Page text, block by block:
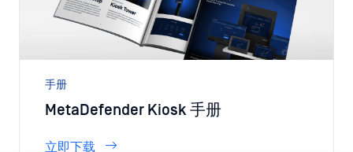
手册
MetaDefender Kiosk 手册
立即下载